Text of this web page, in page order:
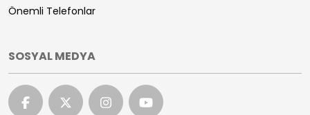
Önemli Telefonlar
SOSYAL MEDYA